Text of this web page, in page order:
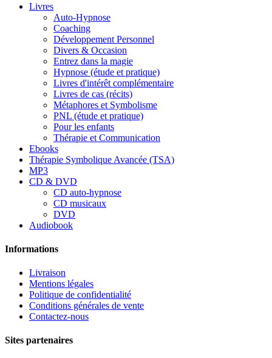
Livres
Auto-Hypnose
Coaching
Développement Personnel
Divers & Occasion
Entrez dans la magie
Hypnose (étude et pratique)
Livres d'intérêt complémentaire
Livres de cas (récits)
Métaphores et Symbolisme
PNL (étude et pratique)
Pour les enfants
Thérapie et Communication
Ebooks
Thérapie Symbolique Avancée (TSA)
MP3
CD & DVD
CD auto-hypnose
CD musicaux
DVD
Audiobook
Informations
Livraison
Mentions légales
Politique de confidentialité
Conditions générales de vente
Contactez-nous
Sites partenaires